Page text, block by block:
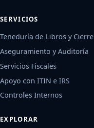
SERVICIOS
Teneduría de Libros y Cierre
Aseguramiento y Auditoría
Servicios Fiscales
Apoyo con ITIN e IRS
Controles Internos
EXPLORAR